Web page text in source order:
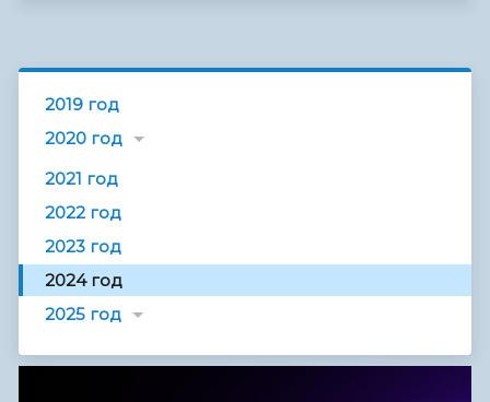
2019 год
2020 год
2021 год
2022 год
2023 год
2024 год
2025 год